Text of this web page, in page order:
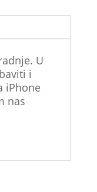
U
i
iPhone
nas